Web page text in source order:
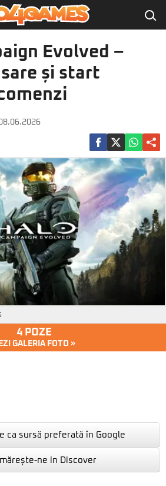
Evolved –
și start
08.06.2026
4 POZE
GALERIA FOTO »
ca sursă preferată în Google
ne in Discover